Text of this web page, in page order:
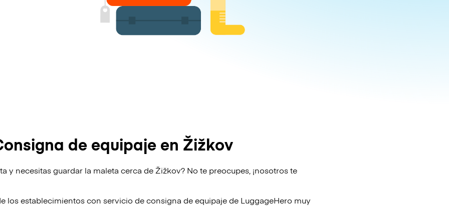
de equipaje en Žižkov
y necesitas guardar la maleta cerca de Žižkov? No te preocupes, ¡nosotros te
los establecimientos con servicio de consigna de equipaje de LuggageHero muy